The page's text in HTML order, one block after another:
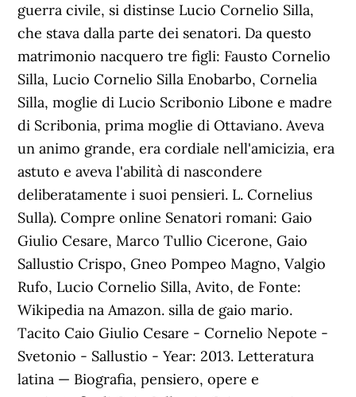
guerra civile, si distinse Lucio Cornelio Silla,
che stava dalla parte dei senatori. Da questo
matrimonio nacquero tre figli: Fausto Cornelio
Silla, Lucio Cornelio Silla Enobarbo, Cornelia
Silla, moglie di Lucio Scribonio Libone e madre
di Scribonia, prima moglie di Ottaviano. Aveva
un animo grande, era cordiale nell'amicizia, era
astuto e aveva l'abilità di nascondere
deliberatamente i suoi pensieri. L. Cornelius
Sulla). Compre online Senatori romani: Gaio
Giulio Cesare, Marco Tullio Cicerone, Gaio
Sallustio Crispo, Gneo Pompeo Magno, Valgio
Rufo, Lucio Cornelio Silla, Avito, de Fonte:
Wikipedia na Amazon. silla de gaio mario.
Tacito Caio Giulio Cesare - Cornelio Nepote -
Svetonio - Sallustio - Year: 2013. Letteratura
latina — Biografia, pensiero, opere e